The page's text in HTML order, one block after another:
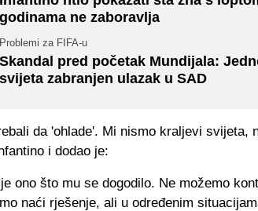
godinama ne zaboravlja
Problemi za FIFA-u
Skandal pred početak Mundijala:
svijeta zabranjen ulazak u SAD
da 'ohlade'. Mi nismo kraljevi svijeta,
i dodao je:
ono što mu se dogodilo. Ne možemo
naći rješenje, ali u određenim